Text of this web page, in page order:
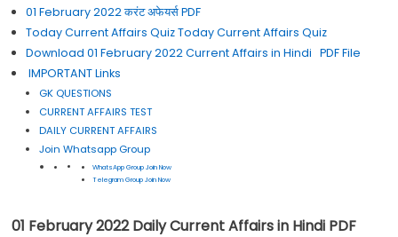
01 February 2022 करंट अफेयर्स PDF
Today Current Affairs Quiz Today Current Affairs Quiz
Download 01 February 2022 Current Affairs in Hindi PDF File
IMPORTANT Links
GK QUESTIONS
CURRENT AFFAIRS TEST
DAILY CURRENT AFFAIRS
Join Whatsapp Group
WhatsApp Group Join Now
Telegram Group Join Now
01 February 2022 Daily Current Affairs in Hindi PDF